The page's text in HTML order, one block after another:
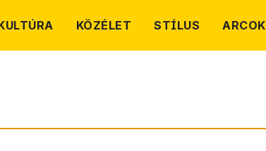
KÖZÉLET STÍLUS ARCOK